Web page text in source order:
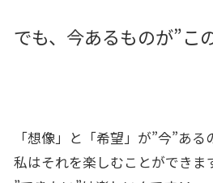
でも、今あるものが”こ
「想像」と「希望」が”今”ある
私はそれを楽しむことができま